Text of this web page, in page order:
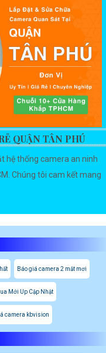
QUẬN TÂN PHÚ
hệ thống camera an ninh
Chúng tôi cam kết mang
Báo giá camera 2 mắt mơi
Mới Up Cập Nhật
camera kbvision